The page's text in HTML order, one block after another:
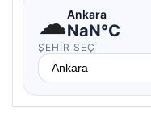
☁Ankara
NaN°C
ŞEHIR SEÇ